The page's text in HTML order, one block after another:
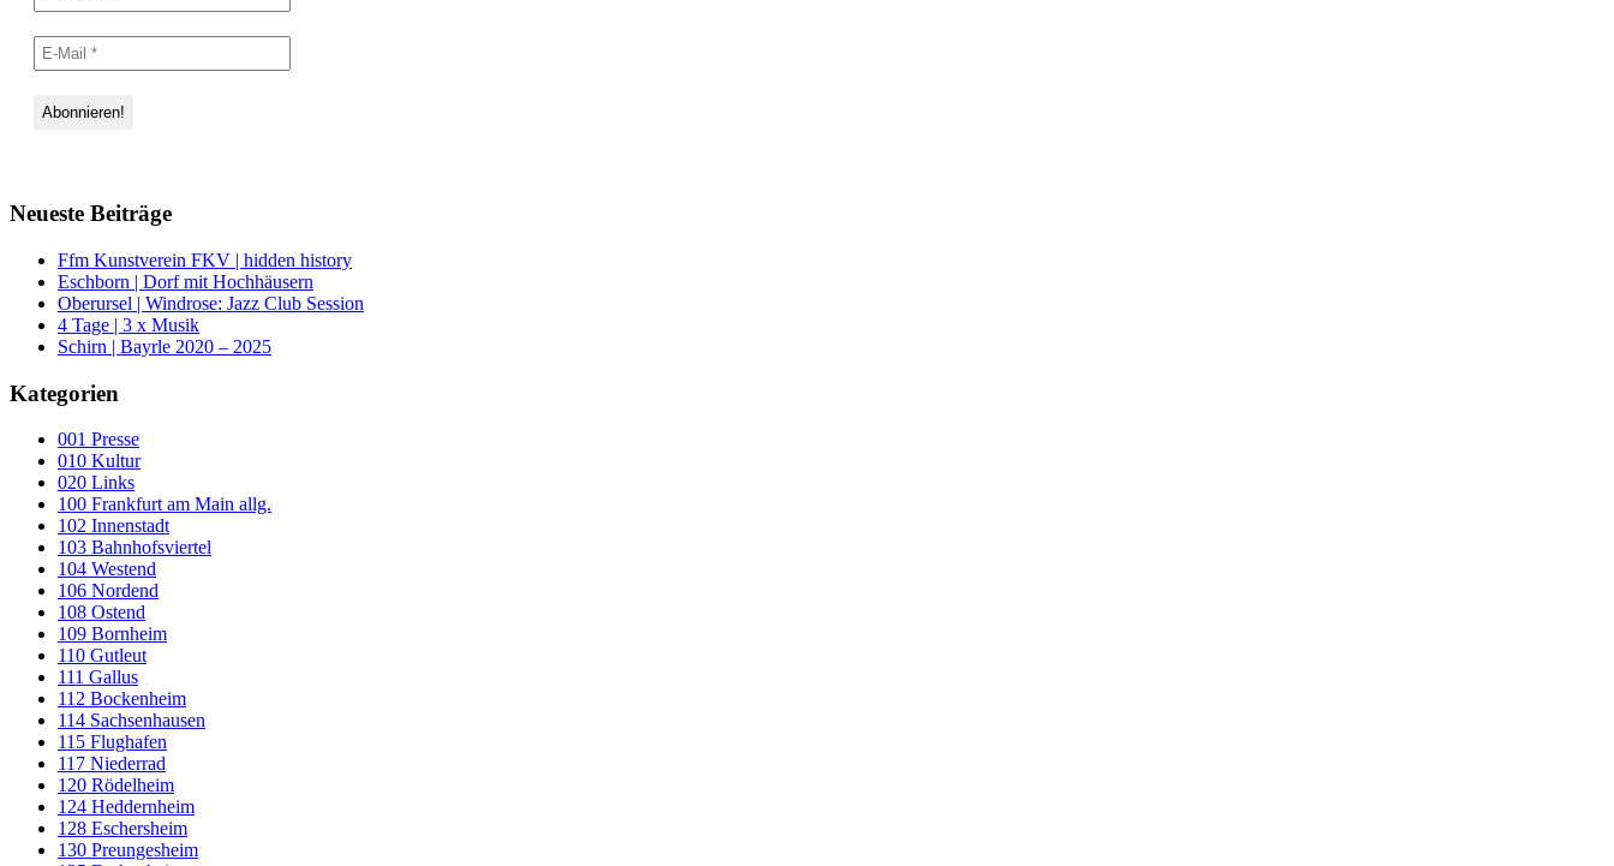
Neueste Beiträge
Ffm Kunstverein FKV | hidden history
Eschborn | Dorf mit Hochhäusern
Oberursel | Windrose: Jazz Club Session
4 Tage | 3 x Musik
Schirn | Bayrle 2020 – 2025
Kategorien
001 Presse
010 Kultur
020 Links
100 Frankfurt am Main allg.
102 Innenstadt
103 Bahnhofsviertel
104 Westend
106 Nordend
108 Ostend
109 Bornheim
110 Gutleut
111 Gallus
112 Bockenheim
114 Sachsenhausen
115 Flughafen
117 Niederrad
120 Rödelheim
124 Heddernheim
128 Eschersheim
130 Preungesheim